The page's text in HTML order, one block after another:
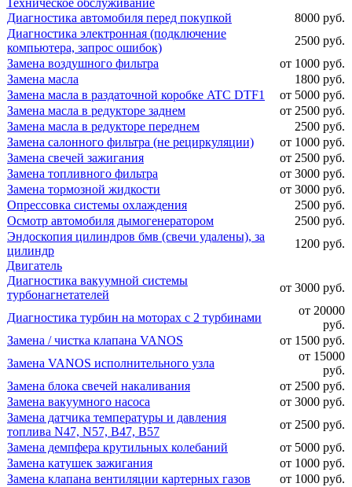
Техническое обслуживание
Диагностика автомобиля перед покупкой
8000 руб.
Диагностика электронная (подключение
компьютера, запрос ошибок)
2500 руб.
Замена воздушного фильтра
от 1000 руб.
Замена масла
1800 руб.
Замена масла в раздаточной коробке ATC DTF1
от 5000 руб.
Замена масла в редукторе заднем
от 2500 руб.
Замена масла в редукторе переднем
2500 руб.
Замена салонного фильтра (не рециркуляции)
от 1000 руб.
Замена свечей зажигания
от 2500 руб.
Замена топливного фильтра
от 3000 руб.
Замена тормозной жидкости
от 3000 руб.
Опрессовка системы охлаждения
2500 руб.
Осмотр автомобиля дымогенератором
2500 руб.
Эндоскопия цилиндров бмв (свечи удалены), за
цилиндр
1200 руб.
Двигатель
Диагностика вакуумной системы
турбонагнетателей
от 3000 руб.
Диагностика турбин на моторах с 2 турбинами
от 20000
руб.
Замена / чистка клапана VANOS
от 1500 руб.
Замена VANOS исполнительного узла
от 15000
руб.
Замена блока свечей накаливания
от 2500 руб.
Замена вакуумного насоса
от 3000 руб.
Замена датчика температуры и давления
топлива N47, N57, B47, B57
от 2500 руб.
Замена демпфера крутильных колебаний
от 5000 руб.
Замена катушек зажигания
от 1000 руб.
Замена клапана вентиляции картерных газов
от 1000 руб.